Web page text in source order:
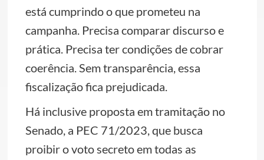
está cumprindo o que prometeu na
campanha. Precisa comparar discurso e
prática. Precisa ter condições de cobrar
coerência. Sem transparência, essa
fiscalização fica prejudicada.
Há inclusive proposta em tramitação no
Senado, a PEC 71/2023, que busca
proibir o voto secreto em todas as